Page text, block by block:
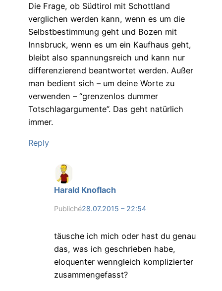
Die Frage, ob Südtirol mit Schottland
verglichen werden kann, wenn es um die
Selbstbestimmung geht und Bozen mit
Innsbruck, wenn es um ein Kaufhaus geht,
bleibt also spannungsreich und kann nur
differenzierend beantwortet werden. Außer
man bedient sich – um deine Worte zu
verwenden – “grenzenlos dummer
Totschlagargumente”. Das geht natürlich
immer.
Reply
Harald Knoflach
Publiché28.07.2015 – 22:54
täusche ich mich oder hast du genau
das, was ich geschrieben habe,
eloquenter wenngleich komplizierter
zusammengefasst?